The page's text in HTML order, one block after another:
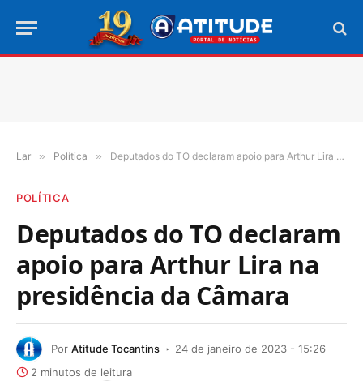
Lar » Política » Deputados do TO declaram apoio para Arthur Lira na presidência da Câmara
POLÍTICA
Deputados do TO declaram
apoio para Arthur Lira na
presidência da Câmara
Por Atitude Tocantins
24 de janeiro de 2023 - 15:26
2 minutos de leitura